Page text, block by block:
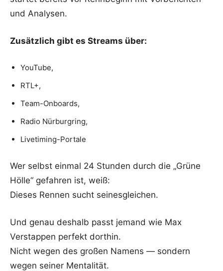
und Analysen.
Zusätzlich gibt es Streams über:
YouTube,
RTL+,
Team-Onboards,
Radio Nürburgring,
Livetiming-Portale
Wer selbst einmal 24 Stunden durch die „Grüne
Hölle“ gefahren ist, weiß:
Dieses Rennen sucht seinesgleichen.
Und genau deshalb passt jemand wie Max
Verstappen perfekt dorthin.
Nicht wegen des großen Namens — sondern
wegen seiner Mentalität.